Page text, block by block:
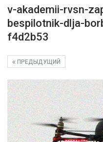
v-akademii-rvsn-
bespilotnik-dlja-
f4d2b53
ПРЕДЫДУЩИЙ